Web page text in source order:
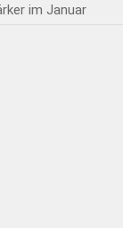
im Januar